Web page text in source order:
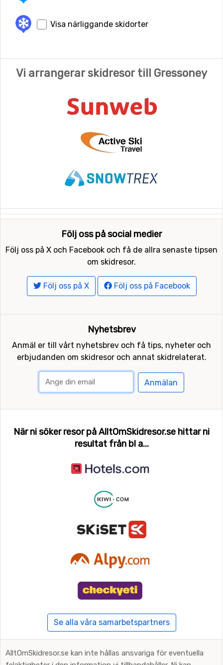
Visa närliggande skidorter
Vi arrangerar skidresor till Gressoney
Följ oss på social medier
Följ oss på X och Facebook och få de allra senaste tipsen
om skidresor.
Följ oss på X Följ oss på Facebook
Nyhetsbrev
Anmäl er till vårt nyhetsbrev och få tips, nyheter och
erbjudanden om skidresor och annat skidrelaterat.
Anmälan
När ni söker resor på AlltOmSkidresor.se hittar ni
resultat från bl a...
Se alla våra samarbetspartners
AlltOmSkidresor.se kan inte hållas ansvariga för eventuella